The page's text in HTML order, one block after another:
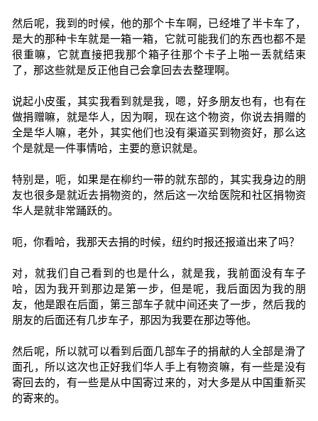
然后呢，我到的时候，他的那个卡车啊，已经堆了半卡车了，
是大的那种卡车就是一箱一箱，它就可能我们的东西也都不是
很重嘛，它就直接把我那个箱子往那个卡子上啪一丢就结束
了，那这些就是反正他自己会拿回去去整理啊。
说起小皮蛋，其实我看到就是我，嗯，好多朋友也有，也有在
做捐赠嘛，就是华人，因为啊，现在这个物资，你说去捐赠的
全是华人嘛，老外，其实他们也没有渠道买到物资好，那么这
个是就是一件事情哈，主要的意识就是。
特别是，呃，如果是在柳约一带的就东部的，其实我身边的朋
友也很多是就近去捐物资的，然后这一次给医院和社区捐物资
华人是就非常踊跃的。
呃，你看哈，我那天去捐的时候，纽约时报还报道出来了吗？
对，就我们自己看到的也是什么，就是我，我前面没有车子
哈，因为我开到那边是第一步，但是呢，我后面因为我的朋
友，他是跟在后面，第三部车子就中间还夹了一步，然后我的
朋友的后面还有几步车子，那因为我要在那边等他。
然后呢，所以就可以看到后面几部车子的捐献的人全部是滑了
面孔，所以这次也正好我们华人手上有物资嘛，有一些是没有
寄回去的，有一些是从中国寄过来的，对大多是从中国重新买
的寄来的。